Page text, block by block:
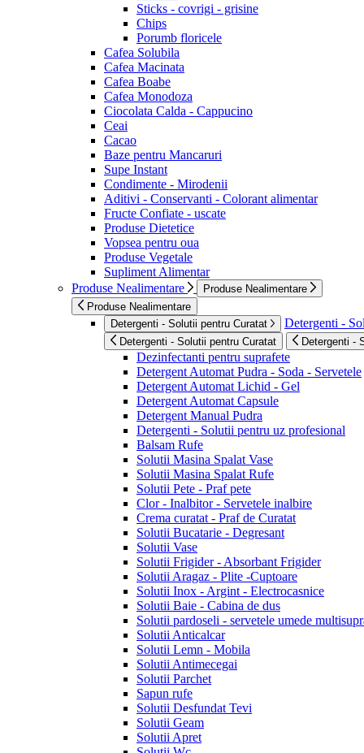
Sticks - covrigi - grisine
Chips
Porumb floricele
Cafea Solubila
Cafea Macinata
Cafea Boabe
Cafea Monodoza
Ciocolata Calda - Cappucino
Ceai
Cacao
Baze pentru Mancaruri
Supe Instant
Condimente - Mirodenii
Aditivi - Conservanti - Colorant alimentar
Fructe Confiate - uscate
Produse Dietetice
Vopsea pentru oua
Produse Vegetale
Supliment Alimentar
Produse Nealimentare
Produse Nealimentare
Produse Nealimentare
Detergenti - Solutii pentru Curatat
Detergenti -
Detergenti - Solutii pentru Curatat Detergenti -
Dezinfectanti pentru suprafete
Detergent Automat Pudra - Soda - Servetele
Detergent Automat Lichid - Gel
Detergent Automat Capsule
Detergent Manual Pudra
Detergenti - Solutii pentru uz profesional
Balsam Rufe
Solutii Masina Spalat Vase
Solutii Masina Spalat Rufe
Solutii Pete - Praf pete
Clor - Inalbitor - Servetele inalbire
Crema curatat - Praf de Curatat
Solutii Bucatarie - Degresant
Solutii Vase
Solutii Frigider - Absorbant Frigider
Solutii Aragaz - Plite -Cuptoare
Solutii Inox - Argint - Electrocasnice
Solutii Baie - Cabina de dus
Solutii pardoseli - servetele umede
Solutii Anticalcar
Solutii Lemn - Mobila
Solutii Antimecegai
Solutii Parchet
Sapun rufe
Solutii Desfundat Tevi
Solutii Geam
Solutii Apret